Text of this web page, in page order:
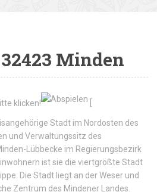
Minden
Stadt im Nordosten des
und Verwaltungssitz des
Lübbecke im Regierungsbezirk
ist sie die viertgrößte Stadt
Die Stadt liegt an der Weser und
Zentrum des Mindener Landes.